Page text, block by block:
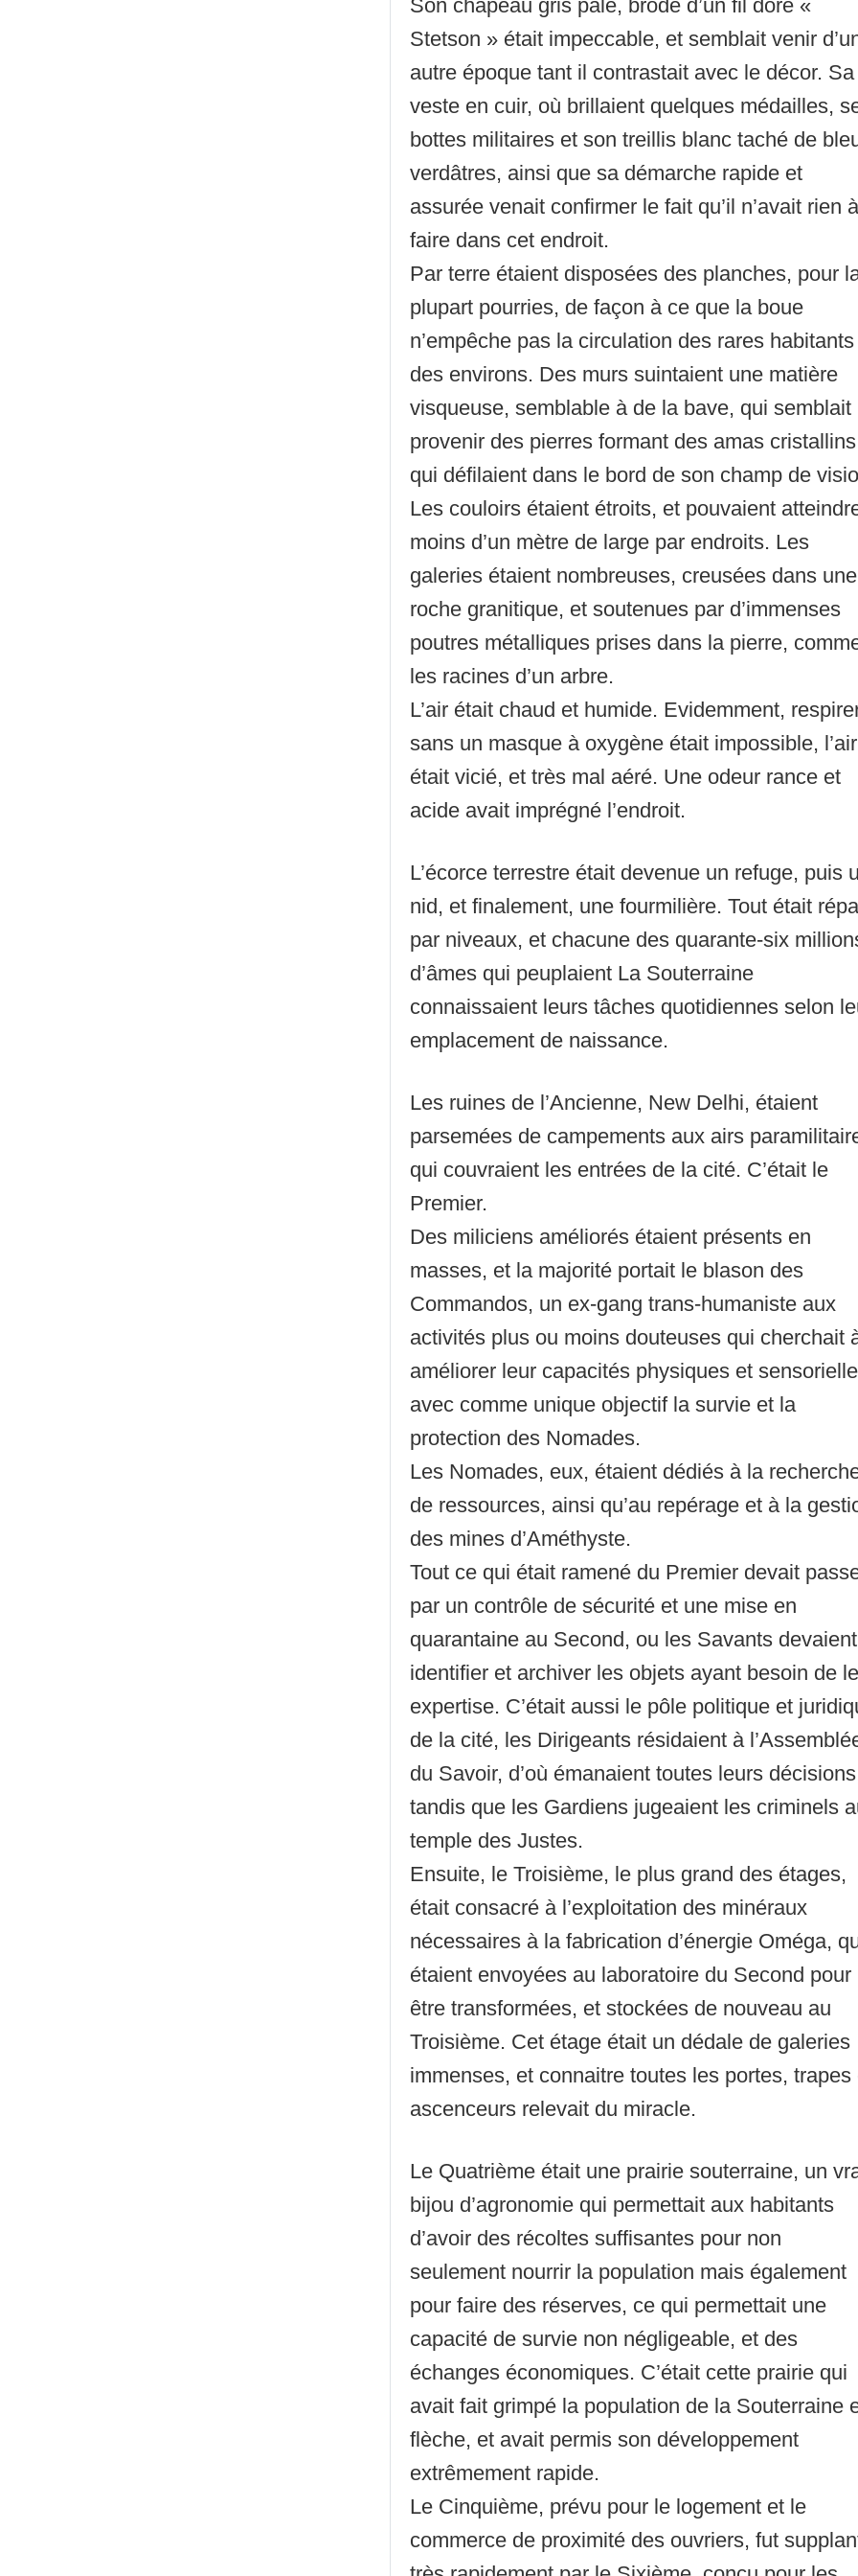
Son chapeau gris pale, brodé d’un fil doré «
Stetson » était impeccable, et semblait venir
autre époque tant il contrastait avec le décor. Sa
veste en cuir, où brillaient quelques médailles,
bottes militaires et son treillis blanc taché de
verdâtres, ainsi que sa démarche rapide et
assurée venait confirmer le fait qu’il n’avait rien à
faire dans cet endroit.
Par terre étaient disposées des planches, pour
plupart pourries, de façon à ce que la boue
n’empêche pas la circulation des rares habitants
des environs. Des murs suintaient une matière
visqueuse, semblable à de la bave, qui semblait
provenir des pierres formant des amas cristallins
qui défilaient dans le bord de son champ de
Les couloirs étaient étroits, et pouvaient
moins d’un mètre de large par endroits. Les
galeries étaient nombreuses, creusées dans une
roche granitique, et soutenues par d’immenses
poutres métalliques prises dans la pierre,
les racines d’un arbre.
L’air était chaud et humide. Evidemment,
sans un masque à oxygène était impossible, l’air
était vicié, et très mal aéré. Une odeur rance et
acide avait imprégné l’endroit.
L’écorce terrestre était devenue un refuge, puis
nid, et finalement, une fourmilière. Tout était
par niveaux, et chacune des quarante-six
d’âmes qui peuplaient La Souterraine
connaissaient leurs tâches quotidiennes selon
emplacement de naissance.
Les ruines de l’Ancienne, New Delhi, étaient
parsemées de campements aux airs
qui couvraient les entrées de la cité. C’était le
Premier.
Des miliciens améliorés étaient présents en
masses, et la majorité portait le blason des
Commandos, un ex-gang trans-humaniste aux
activités plus ou moins douteuses qui cherchait
améliorer leur capacités physiques et
avec comme unique objectif la survie et la
protection des Nomades.
Les Nomades, eux, étaient dédiés à la
de ressources, ainsi qu’au repérage et à la
des mines d’Améthyste.
Tout ce qui était ramené du Premier devait
par un contrôle de sécurité et une mise en
quarantaine au Second, ou les Savants devaient
identifier et archiver les objets ayant besoin de
expertise. C’était aussi le pôle politique et
de la cité, les Dirigeants résidaient à
du Savoir, d’où émanaient toutes leurs
tandis que les Gardiens jugeaient les criminels
temple des Justes.
Ensuite, le Troisième, le plus grand des étages,
était consacré à l’exploitation des minéraux
nécessaires à la fabrication d’énergie Oméga,
étaient envoyées au laboratoire du Second pour
être transformées, et stockées de nouveau au
Troisième. Cet étage était un dédale de galeries
immenses, et connaitre toutes les portes, trapes
ascenceurs relevait du miracle.
Le Quatrième était une prairie souterraine, un
bijou d’agronomie qui permettait aux habitants
d’avoir des récoltes suffisantes pour non
seulement nourrir la population mais également
pour faire des réserves, ce qui permettait une
capacité de survie non négligeable, et des
échanges économiques. C’était cette prairie qui
avait fait grimpé la population de la Souterraine
flèche, et avait permis son développement
extrêmement rapide.
Le Cinquième, prévu pour le logement et le
commerce de proximité des ouvriers, fut